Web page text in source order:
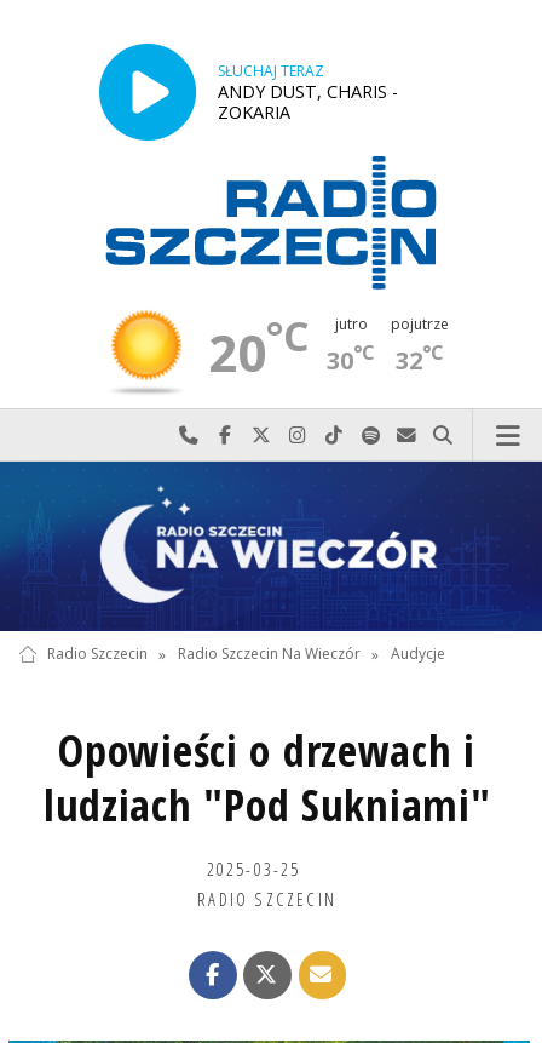
SŁUCHAJ TERAZ
ANDY DUST, CHARIS -
ZOKARIA
20°C jutro
30°C
pojutrze
32°C
Najlepiej po prostu do nas zadzwoń
Odwiedź nas na Facebook-u
Odwiedź nas na X
Odwiedź nas na Instagram-ie
Odwiedź nas na TikTok-u
Szukaj nas na Spotify
Wyślij do nas
Szukaj
Radio Szczecin » Radio Szczecin Na Wieczór » Audycje
Opowieści o drzewach i
ludziach "Pod Sukniami"
2025-03-25
RADIO SZCZECIN